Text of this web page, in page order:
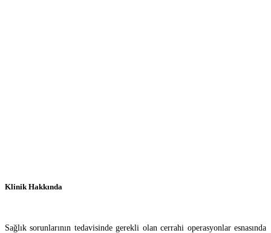
Klinik Hakkında
Sağlık sorunlarının tedavisinde gerekli olan cerrahi operasyonlar esnasında